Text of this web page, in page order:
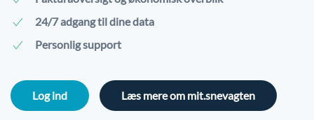
24/7 adgang til dine data
Personlig support
Log ind Læs mere om mit.snevagten